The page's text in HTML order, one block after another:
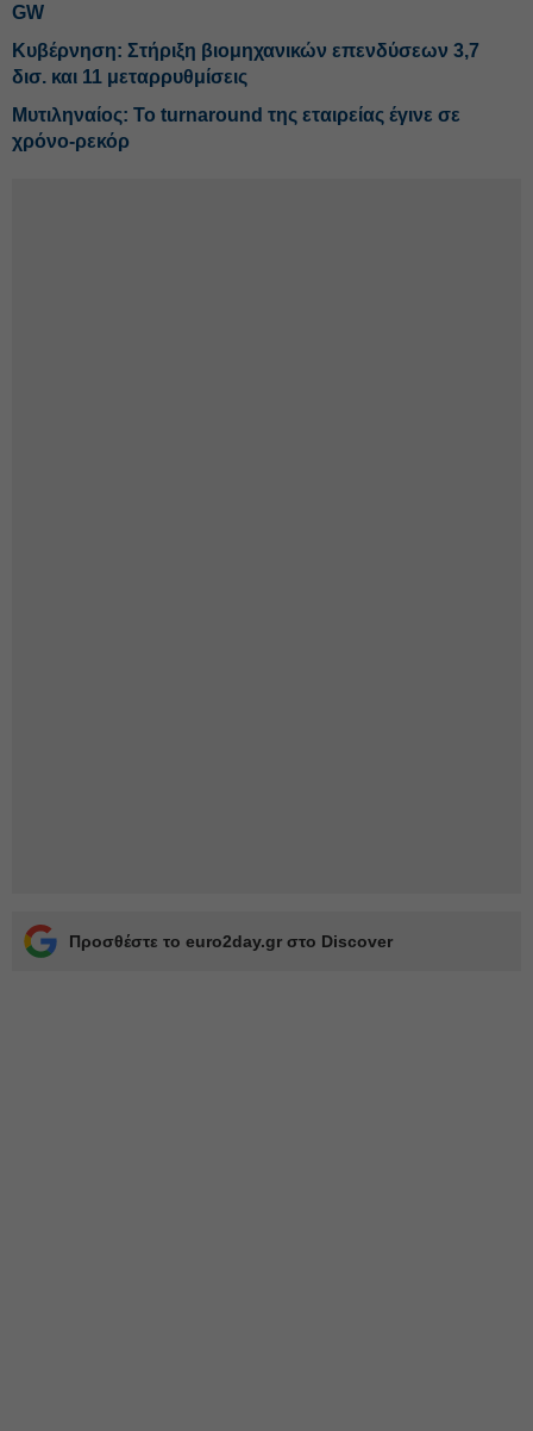
GW
Κυβέρνηση: Στήριξη βιομηχανικών επενδύσεων 3,7
δισ. και 11 μεταρρυθμίσεις
Μυτιληναίος: Το turnaround της εταιρείας έγινε σε
χρόνο-ρεκόρ
Προσθέστε το euro2day.gr στο Discover